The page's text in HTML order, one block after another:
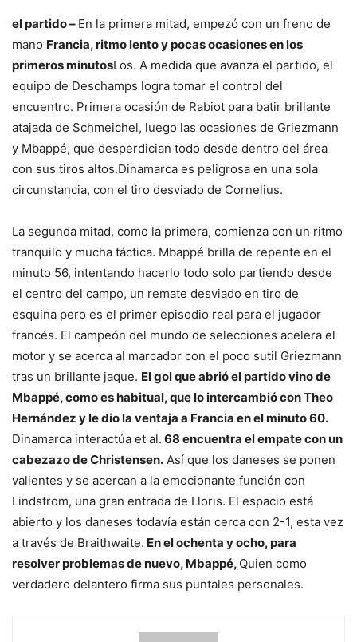
el partido – En la primera mitad, empezó con un freno de
mano Francia, ritmo lento y pocas ocasiones en los
primeros minutosLos. A medida que avanza el partido, el
equipo de Deschamps logra tomar el control del
encuentro. Primera ocasión de Rabiot para batir brillante
atajada de Schmeichel, luego las ocasiones de Griezmann
y Mbappé, que desperdician todo desde dentro del área
con sus tiros altos.Dinamarca es peligrosa en una sola
circunstancia, con el tiro desviado de Cornelius.
La segunda mitad, como la primera, comienza con un ritmo
tranquilo y mucha táctica. Mbappé brilla de repente en el
minuto 56, intentando hacerlo todo solo partiendo desde
el centro del campo, un remate desviado en tiro de
esquina pero es el primer episodio real para el jugador
francés. El campeón del mundo de selecciones acelera el
motor y se acerca al marcador con el poco sutil Griezmann
tras un brillante jaque. El gol que abrió el partido vino de
Mbappé, como es habitual, que lo intercambió con Theo
Hernández y le dio la ventaja a Francia en el minuto 60.
Dinamarca interactúa et al. 68 encuentra el empate con un
cabezazo de Christensen. Así que los daneses se ponen
valientes y se acercan a la emocionante función con
Lindstrom, una gran entrada de Lloris. El espacio está
abierto y los daneses todavía están cerca con 2-1, esta vez
a través de Braithwaite. En el ochenta y ocho, para
resolver problemas de nuevo, Mbappé, Quien como
verdadero delantero firma sus puntales personales.